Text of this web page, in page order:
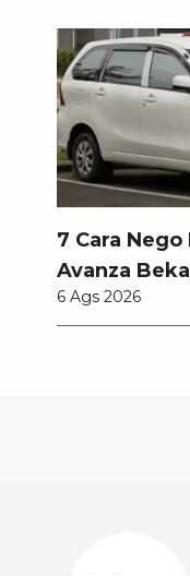
7 Cara Nego
Avanza
Teknik Jitu
6 Ags 2026